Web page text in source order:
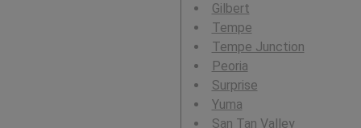
Gilbert
Tempe
Tempe Junction
Peoria
Surprise
Yuma
San Tan Valley